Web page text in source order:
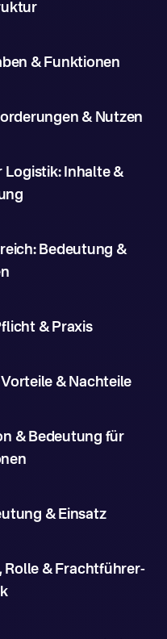
& Funktionen
& Nutzen
Logistik: Inhalte &
Bedeutung &
& Praxis
& Nachteile
& Bedeutung für
& Einsatz
Rolle & Frachtführer-